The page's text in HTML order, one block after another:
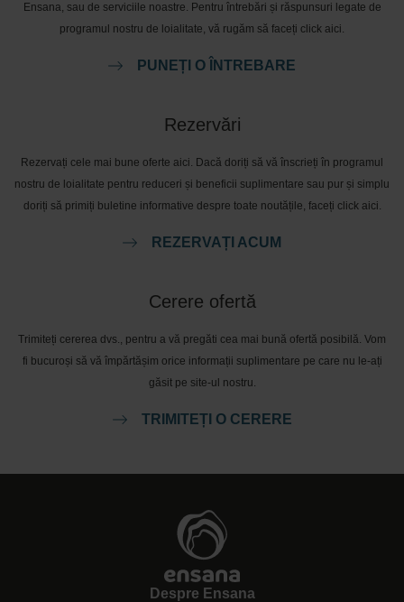
Ensana, sau de serviciile noastre. Pentru întrebări și răspunsuri legate de
programul nostru de loialitate, vă rugăm să faceți click aici.
PUNEȚI O ÎNTREBARE
Rezervări
Rezervați cele mai bune oferte aici. Dacă doriți să vă înscrieți în programul
nostru de loialitate pentru reduceri și beneficii suplimentare sau pur și simplu
doriți să primiți buletine informative despre toate noutățile, faceți click aici.
REZERVAȚI ACUM
Cerere ofertă
Trimiteți cererea dvs., pentru a vă pregăti cea mai bună ofertă posibilă. Vom
fi bucuroși să vă împărtășim orice informații suplimentare pe care nu le-ați
găsit pe site-ul nostru.
TRIMITEȚI O CERERE
Despre Ensana